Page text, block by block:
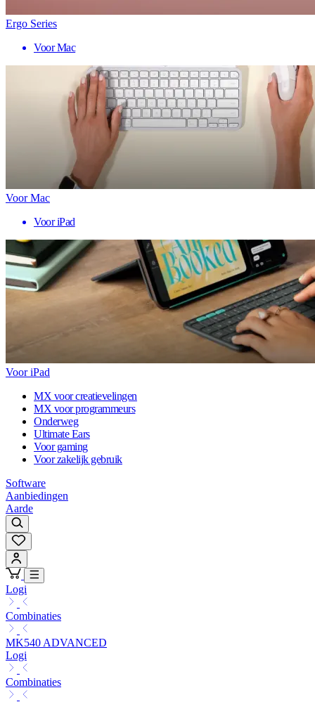
Ergo Series
Voor Mac
Voor Mac
Voor iPad
Voor iPad
MX voor creatievelingen
MX voor programmeurs
Onderweg
Ultimate Ears
Voor gaming
Voor zakelijk gebruik
Software
Aanbiedingen
Aarde
Logi
Combinaties
MK540 ADVANCED
Logi
Combinaties